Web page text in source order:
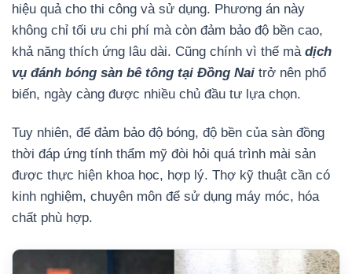
hiệu quả cho thi công và sử dụng. Phương án này
không chỉ tối ưu chi phí mà còn đảm bảo độ bền cao,
khả năng thích ứng lâu dài. Cũng chính vì thế mà dịch
vụ đánh bóng sàn bê tông tại Đồng Nai trở nên phổ
biến, ngày càng được nhiều chủ đầu tư lựa chọn.
Tuy nhiên, để đảm bảo độ bóng, độ bền của sàn đồng
thời đáp ứng tính thẩm mỹ đòi hỏi quá trình mài sản
được thực hiện khoa học, hợp lý. Thợ kỹ thuật cần có
kinh nghiệm, chuyên môn để sử dụng máy móc, hóa
chất phù hợp.